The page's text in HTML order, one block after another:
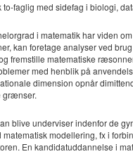
to-faglig med sidefag i biologi,
i matematik har viden
kan foretage analyser ved
fremstille matematiske
med henblik på
dimension opnår
grænser.
blive underviser indenfor de
matematisk modellering, fx i
En kandidatuddannelse i